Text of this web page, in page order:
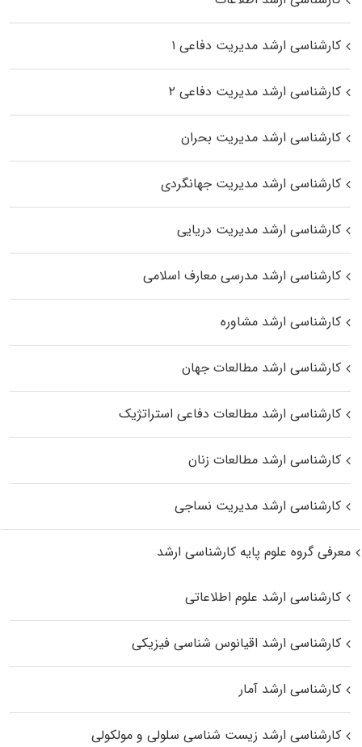
کارشناسی ارشد مدیریت دفاعی ۱
کارشناسی ارشد مدیریت دفاعی ۲
کارشناسی ارشد مدیریت بحران
کارشناسی ارشد مدیریت جهانگردی
کارشناسی ارشد مدیریت دریایی
کارشناسی ارشد مدرسی معارف اسلامی
کارشناسی ارشد مشاوره
کارشناسی ارشد مطالعات جهان
کارشناسی ارشد مطالعات دفاعی استراتژیک
کارشناسی ارشد مطالعات زنان
کارشناسی ارشد مدیریت نساجی
معرفی گروه علوم پایه کارشناسی ارشد
کارشناسی ارشد علوم اطلاعاتی
کارشناسی ارشد اقیانوس‌ شناسی فیزیکی
کارشناسی ارشد آمار
کارشناسی ارشد زیست شناسی سلولی و مولکولی